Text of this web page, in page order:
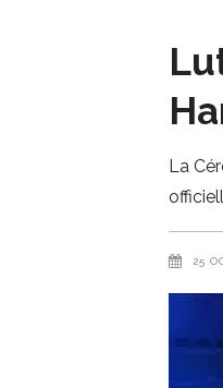
La
25